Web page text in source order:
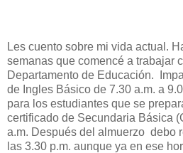
Les cuento sobre mi vida actual.
semanas que comencé a trabajar
Departamento de Educación.
de Ingles Básico de 7.30 a.m. a
para los estudiantes que se
certificado de Secundaria Básica
a.m. Después del almuerzo debo
las 3.30 p.m. aunque ya en ese